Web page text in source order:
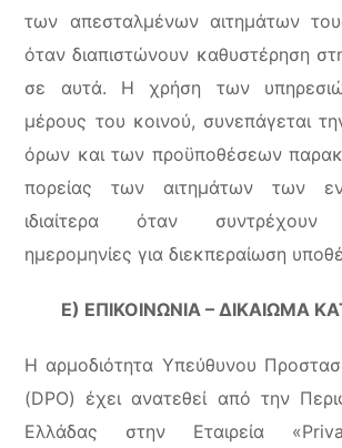
των απεσταλμένων αιτημάτων
όταν διαπιστώνουν καθυστέρηση
σε αυτά. Η χρήση των
μέρους του κοινού, συνεπάγεται
όρων και των προϋποθέσεων
πορείας των αιτημάτων των
ιδιαίτερα όταν συντρέχουν
ημερομηνίες για διεκπεραίωση
Ε) ΕΠΙΚΟΙΝΩΝΙΑ – ΔΙΚΑΙΩΜΑ
Η αρμοδιότητα Υπεύθυνου
(DPO) έχει ανατεθεί από την
Ελλάδας στην Εταιρεία